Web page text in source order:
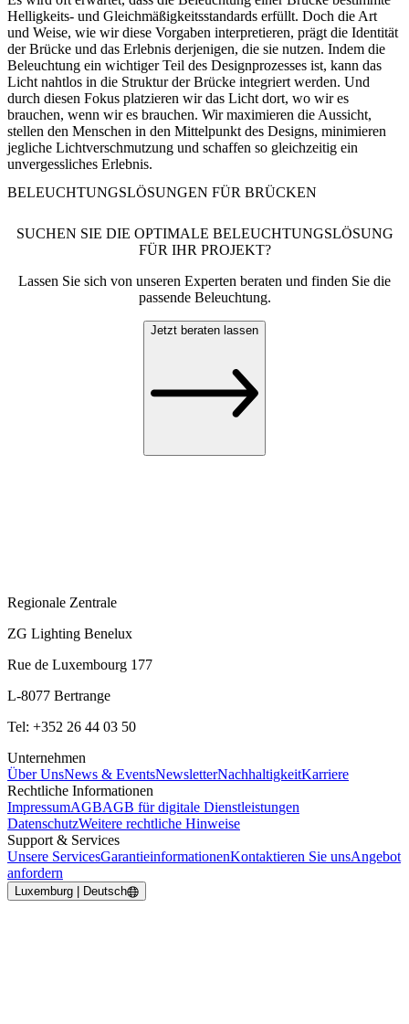
Helligkeits- und Gleichmäßigkeitsstandards erfüllt. Doch die Art
und Weise, wie wir diese Vorgaben interpretieren, prägt die Identität
der Brücke und das Erlebnis derjenigen, die sie nutzen. Indem die
Beleuchtung ein wichtiger Teil des Designprozesses ist, kann das
Licht nahtlos in die Struktur der Brücke integriert werden. Und
durch diesen Fokus platzieren wir das Licht dort, wo wir es
brauchen, wenn wir es brauchen. Wir maximieren die Aussicht,
stellen den Menschen in den Mittelpunkt des Designs, minimieren
jegliche Lichtverschmutzung und schaffen so gleichzeitig ein
unvergessliches Erlebnis.
BELEUCHTUNGSLÖSUNGEN FÜR BRÜCKEN
SUCHEN SIE DIE OPTIMALE BELEUCHTUNGSLÖSUNG
FÜR IHR PROJEKT?
Lassen Sie sich von unseren Experten beraten und finden Sie die
passende Beleuchtung.
Jetzt beraten lassen
Regionale Zentrale
ZG Lighting Benelux
Rue de Luxembourg 177
L-8077 Bertrange
Tel: +352 26 44 03 50
Unternehmen
Über UnsNews & EventsNewsletterNachhaltigkeitKarriere
Rechtliche Informationen
ImpressumAGBAGB für digitale Dienstleistungen
DatenschutzWeitere rechtliche Hinweise
Support & Services
Unsere ServicesGarantieinformationenKontaktieren Sie unsAngebot
anfordern
Luxemburg | Deutsch